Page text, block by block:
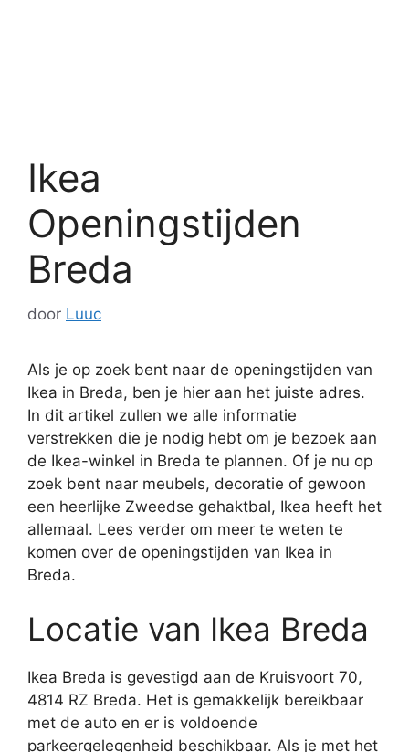
Ikea
Openingstijden
Breda
door Luuc
Als je op zoek bent naar de openingstijden van
Ikea in Breda, ben je hier aan het juiste adres.
In dit artikel zullen we alle informatie
verstrekken die je nodig hebt om je bezoek aan
de Ikea-winkel in Breda te plannen. Of je nu op
zoek bent naar meubels, decoratie of gewoon
een heerlijke Zweedse gehaktbal, Ikea heeft het
allemaal. Lees verder om meer te weten te
komen over de openingstijden van Ikea in
Breda.
Locatie van Ikea Breda
Ikea Breda is gevestigd aan de Kruisvoort 70,
4814 RZ Breda. Het is gemakkelijk bereikbaar
met de auto en er is voldoende
parkeergelegenheid beschikbaar. Als je met het